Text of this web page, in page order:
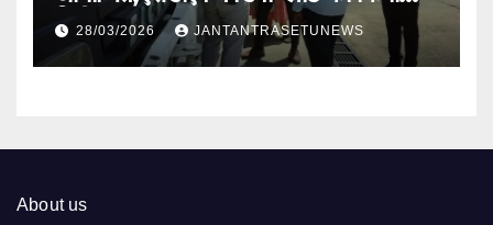
निरीक्षण
28/03/2026 JANTANTRASETUNEWS
About us